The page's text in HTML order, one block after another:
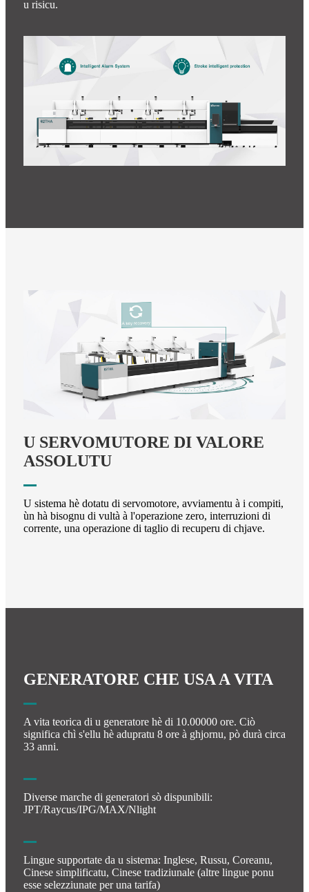
u risicu.
U SERVOMUTORE DI VALORE
ASSOLUTU
U sistema hè dotatu di servomotore, avviamentu à i compiti,
ùn hà bisognu di vultà à l'operazione zero, interruzioni di
corrente, una operazione di taglio di recuperu di chjave.
GENERATORE CHE USA A VITA
A vita teorica di u generatore hè di 10.00000 ore. Ciò
significa chì s'ellu hè adupratu 8 ore à ghjornu, pò durà circa
33 anni.
Diverse marche di generatori sò dispunibili:
JPT/Raycus/IPG/MAX/Nlight
Lingue supportate da u sistema: Inglese, Russu, Coreanu,
Cinese simplificatu, Cinese tradiziunale (altre lingue ponu
esse selezziunate per una tarifa)